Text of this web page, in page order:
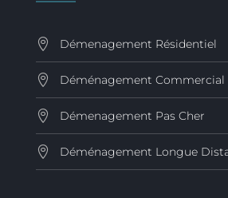
Démenagement Résidentiel
Déménagement Commercial
Démenagement Pas Cher
Déménagement Longue